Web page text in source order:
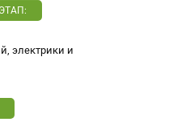
электрики и